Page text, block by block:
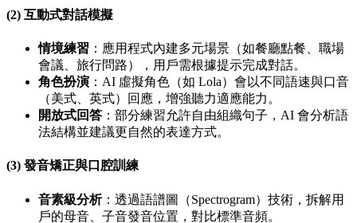
(2) 互動式對話模擬
情境練習 ：應用程式內建多元場景（如餐廳點餐、職場
會議、旅行問路），用戶需根據提示完成對話。
角色扮演 ：AI 虛擬角色（如 Lola）會以不同語速與口音
（美式、英式）回應，增強聽力適應能力。
開放式回答 ：部分練習允許自由組織句子，AI 會分析語
法結構並建議更自然的表達方式。
(3) 發音矯正與口腔訓練
音素級分析：透過語譜圖（Spectrogram）技術，拆解用
戶的母音、子音發音位置，對比標準音頻。